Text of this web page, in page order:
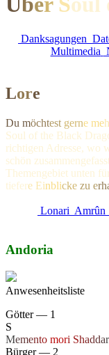
Danksagungen
Multimedia
Lore
Du möchtest gerne me
Soul of the Black
richtigen Adresse, wo
schön
Themengebiet unten
tiefere Einblicke zu e
Lonari Amrûn
Andoria
Anwesenheitsliste
Götter — 1
S
Memento mori Shaddar
Bürger — 2